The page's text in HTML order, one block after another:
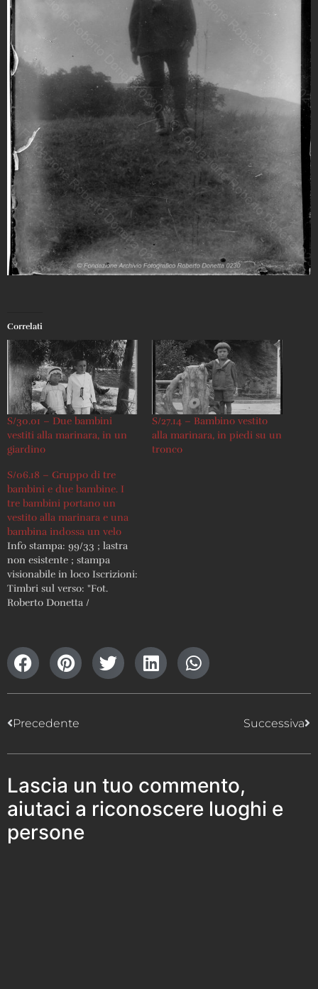
Correlati
S/30.01 – Due bambini
vestiti alla marinara, in un
giardino
S/27.14 – Bambino vestito
alla marinara, in piedi su un
tronco
S/06.18 – Gruppo di tre
bambini e due bambine. I
tre bambini portano un
vestito alla marinara e una
bambina indossa un velo
Info stampa: 99/33 ; lastra
non esistente ; stampa
visionabile in loco Iscrizioni:
Timbri sul verso: "Fot.
Roberto Donetta /
Precedente Successiva
Lascia un tuo commento,
aiutaci a riconoscere luoghi e
persone